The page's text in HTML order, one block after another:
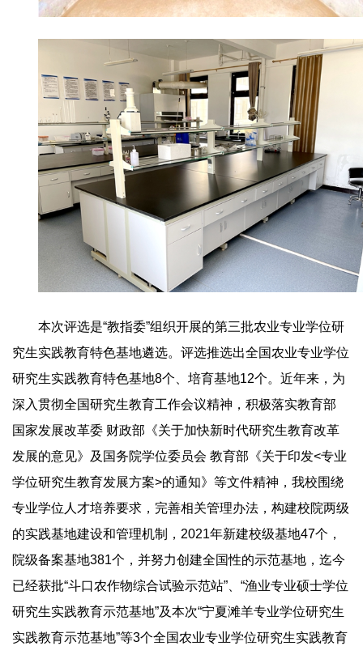
本次评选是“教指委”组织开展的第三批农业专业学位研
究生实践教育特色基地遴选。评选推选出全国农业专业学位
研究生实践教育特色基地8个、培育基地12个。近年来，为
深入贯彻全国研究生教育工作会议精神，积极落实教育部
国家发展改革委 财政部《关于加快新时代研究生教育改革
发展的意见》及国务院学位委员会 教育部《关于印发<专业
学位研究生教育发展方案>的通知》等文件精神，我校围绕
专业学位人才培养要求，完善相关管理办法，构建校院两级
的实践基地建设和管理机制，2021年新建校级基地47个，
院级备案基地381个，并努力创建全国性的示范基地，迄今
已经获批“斗口农作物综合试验示范站”、“渔业专业硕士学位
研究生实践教育示范基地”及本次“宁夏滩羊专业学位研究生
实践教育示范基地”等3个全国农业专业学位研究生实践教育